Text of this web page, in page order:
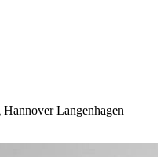
Langenhagen